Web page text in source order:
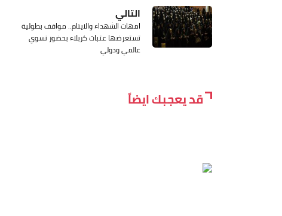
التالي
امهات الشهداء والايتام.. مواقف بطولية
تستعرضها عتبات كربلاء بحضور نسوي
عالمي ودولي
قد يعجبك ايضاً